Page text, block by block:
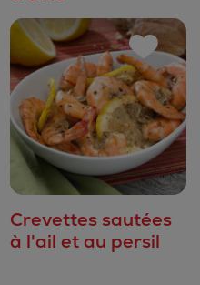
Crevettes sautées
à l'ail et au persil